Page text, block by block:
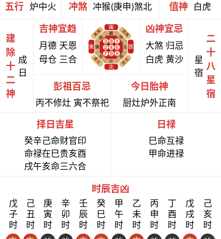
五行 炉中火 冲煞 冲猴(庚申)煞北 值神 白虎
建
除
十
二
神
成
日
吉神宜趋
月德 天恩
母仓 三合
凶神宜忌
大煞 归忌
白虎 黄沙
彭祖百忌
丙不修灶 寅不祭祀
今日胎神
厨灶炉外正南
星
宿
二
十
八
星
宿
择日吉星
癸辛己命财官印
命禄在巳贵亥酉
戌午亥命三六合
日禄
巳命互禄
甲命进禄
时辰吉凶
戊
子
时
己
丑
时
庚
寅
时
辛
卯
时
壬
辰
时
癸
巳
时
甲
午
时
乙
未
时
丙
申
时
丁
酉
时
戊
戌
时
己
亥
时